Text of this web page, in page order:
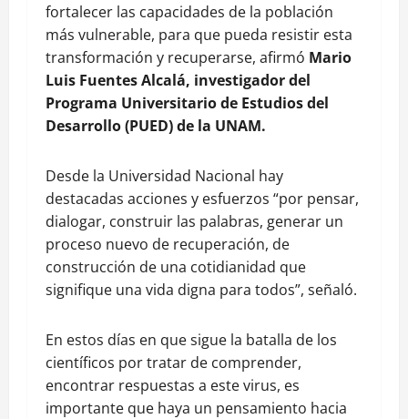
fortalecer las capacidades de la población
más vulnerable, para que pueda resistir esta
transformación y recuperarse, afirmó Mario
Luis Fuentes Alcalá, investigador del
Programa Universitario de Estudios del
Desarrollo (PUED) de la UNAM.
Desde la Universidad Nacional hay
destacadas acciones y esfuerzos “por pensar,
dialogar, construir las palabras, generar un
proceso nuevo de recuperación, de
construcción de una cotidianidad que
signifique una vida digna para todos”, señaló.
En estos días en que sigue la batalla de los
científicos por tratar de comprender,
encontrar respuestas a este virus, es
importante que haya un pensamiento hacia